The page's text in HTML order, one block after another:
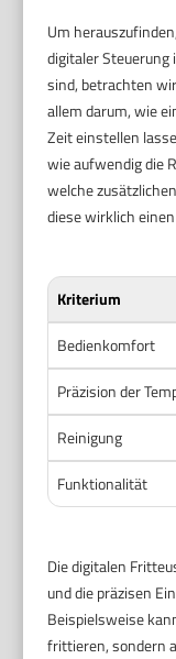
Um
digitaler Steuerung
sind, betrachten
allem darum, wie
Zeit einstellen
wie aufwendig die
welche
diese wirklich
Kriterium
Bedienkomfort
Präzision der
Reinigung
Funktionalität
Die digitalen
und die präzisen
Beispielsweise
frittieren, sondern